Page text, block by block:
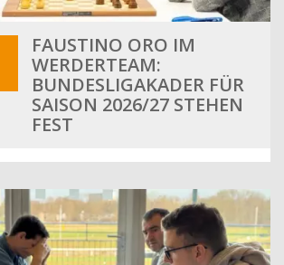
FAUSTINO ORO IM
WERDERTEAM:
BUNDESLIGAKADER FÜR
SAISON 2026/27 STEHEN
FEST